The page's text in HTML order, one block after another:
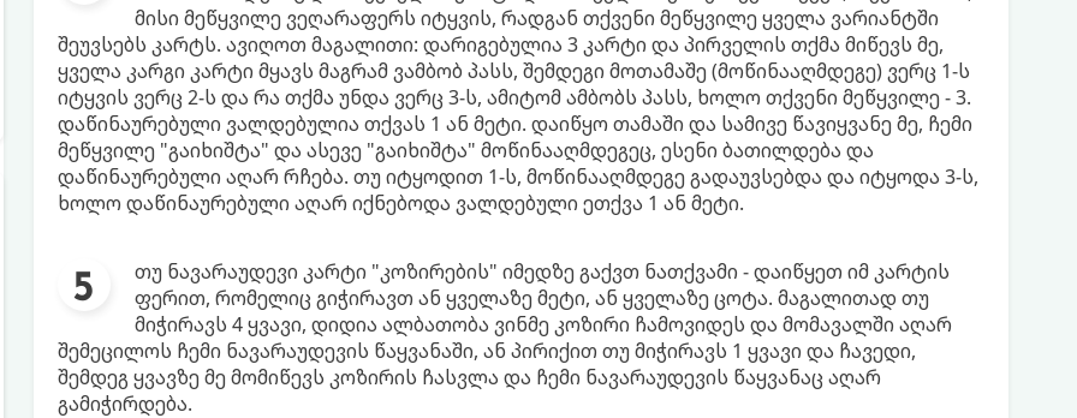
მისი მეწყვილე ვეღარაფერს იტყვის, რადგან თქვენი მეწყვილე ყველა ვარიანტში
შეუვსებს კარტს. ავიღოთ მაგალითი: დარიგებულია 3 კარტი და პირველის თქმა მიწევს მე,
ყველა კარგი კარტი მყავს მაგრამ ვამბობ პასს, შემდეგი მოთამაშე (მოწინააღმდეგე) ვერც 1-ს
იტყვის ვერც 2-ს და რა თქმა უნდა ვერც 3-ს, ამიტომ ამბობს პასს, ხოლო თქვენი მეწყვილე - 3.
დაწინაურებული ვალდებულია თქვას 1 ან მეტი. დაიწყო თამაში და სამივე წავიყვანე მე, ჩემი
მეწყვილე "გაიხიშტა" და ასევე "გაიხიშტა" მოწინააღმდეგეც, ესენი ბათილდება და
დაწინაურებული აღარ რჩება. თუ იტყოდით 1-ს, მოწინააღმდეგე გადაუვსებდა და იტყოდა 3-ს,
ხოლო დაწინაურებული აღარ იქნებოდა ვალდებული ეთქვა 1 ან მეტი.
თუ ნავარაუდევი კარტი "კოზირების" იმედზე გაქვთ ნათქვამი - დაიწყეთ იმ კარტის
ფერით, რომელიც გიჭირავთ ან ყველაზე მეტი, ან ყველაზე ცოტა. მაგალითად თუ
მიჭირავს 4 ყვავი, დიდია ალბათობა ვინმე კოზირი ჩამოვიდეს და მომავალში აღარ
შემეცილოს ჩემი ნავარაუდევის წაყვანაში, ან პირიქით თუ მიჭირავს 1 ყვავი და ჩავედი,
შემდეგ ყვავზე მე მომიწევს კოზირის ჩასვლა და ჩემი ნავარაუდევის წაყვანაც აღარ
გამიჭირდება.